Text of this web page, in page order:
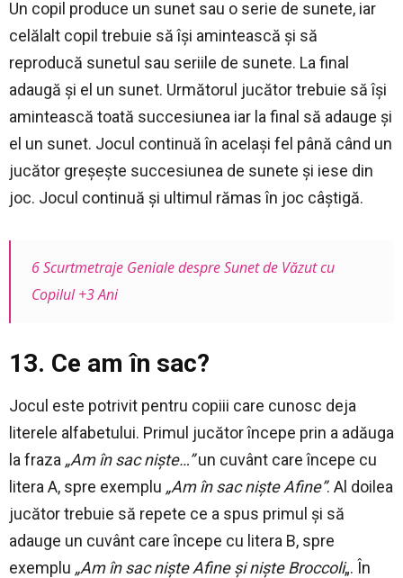
Un copil produce un sunet sau o serie de sunete, iar
celălalt copil trebuie să își amintească și să
reproducă sunetul sau seriile de sunete. La final
adaugă și el un sunet. Următorul jucător trebuie să își
amintească toată succesiunea iar la final să adauge și
el un sunet. Jocul continuă în același fel până când un
jucător greșește succesiunea de sunete și iese din
joc. Jocul continuă și ultimul rămas în joc câștigă.
6 Scurtmetraje Geniale despre Sunet de Văzut cu
Copilul +3 Ani
13. Ce am în sac?
Jocul este potrivit pentru copiii care cunosc deja
literele alfabetului. Primul jucător începe prin a adăuga
la fraza „Am în sac niște…”un cuvânt care începe cu
litera A, spre exemplu „Am în sac niște Afine”. Al doilea
jucător trebuie să repete ce a spus primul și să
adauge un cuvânt care începe cu litera B, spre
exemplu „Am în sac niște Afine și niște Broccoli„. În